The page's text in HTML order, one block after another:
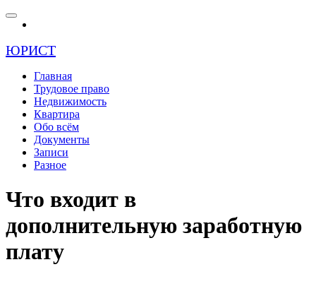
ЮРИСТ
Главная
Трудовое право
Недвижимость
Квартира
Обо всём
Документы
Записи
Разное
Что входит в
дополнительную заработную
плату